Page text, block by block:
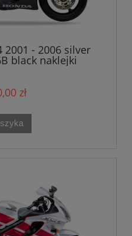
2001 - 2006 silver
black naklejki
zł